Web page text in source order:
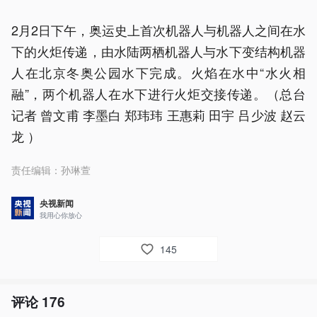
2月2日下午，奥运史上首次机器人与机器人之间在水
下的火炬传递，由水陆两栖机器人与水下变结构机器
人在北京冬奥公园水下完成。火焰在水中“水火相
融”，两个机器人在水下进行火炬交接传递。（总台
记者 曾文甫 李墨白 郑玮玮 王惠莉 田宇 吕少波 赵云
龙 ）
责任编辑： 孙琳萱
央视新闻
我用心你放心
145
评论176